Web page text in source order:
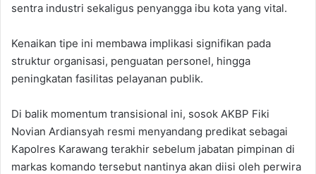
sentra industri sekaligus penyangga ibu kota yang vital.
Kenaikan tipe ini membawa implikasi signifikan pada
struktur organisasi, penguatan personel, hingga
peningkatan fasilitas pelayanan publik.
Di balik momentum transisional ini, sosok AKBP Fiki
Novian Ardiansyah resmi menyandang predikat sebagai
Kapolres Karawang terakhir sebelum jabatan pimpinan di
markas komando tersebut nantinya akan diisi oleh perwira